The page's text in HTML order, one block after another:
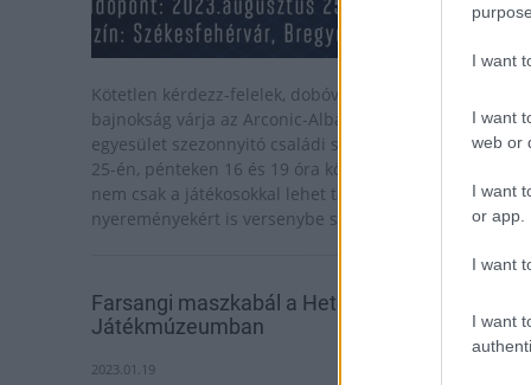
I want
I want
web or
I want
or app.
I want
I want
Kötetlen kérdezz-felelek, dobóverseny és streetball-
bajnokság várja az Arconic-Alba Fehérvár szurkolóit az
egyesület szezonnyitó családi sportnapján, augusztus
25-én, pénteken 16 és 19 óra között. A rendezvényen
nem csak a játékosokkal lehet találkozni, de értékes
nyereményekért is versenybe szállhatnak a résztvevők.
Farsangi maszkabál a Hetedhét
Játékmúzeumban
2023.01.19